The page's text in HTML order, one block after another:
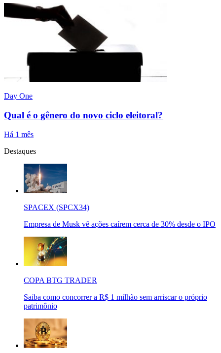
Day One
Qual é o gênero do novo ciclo eleitoral?
Há 1 mês
Destaques
SPACEX (SPCX34)
Empresa de Musk vê ações caírem cerca de 30% desde o IPO
COPA BTG TRADER
Saiba como concorrer a R$ 1 milhão sem arriscar o próprio
patrimônio